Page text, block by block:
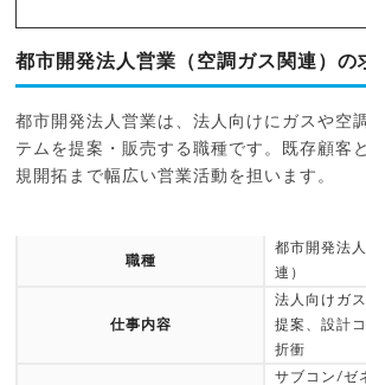
都市開発法人営業（空調ガス関連）の
都市開発法人営業は、法人向けにガスや空
テムを提案・販売する職種です。既存顧客
規開拓まで幅広い営業活動を担います。
職種
都市開発法
連）
仕事内容
法人向けガ
提案、設計
折衝
サブコン/ゼ